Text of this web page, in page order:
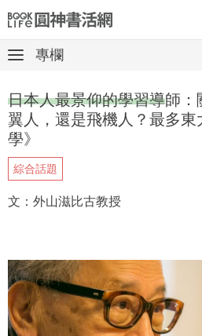
Netflix話題章魚小說！
專欄
日本人最景仰的學習導師
翼人，還是飛機人？最多東
學》
綜合話題
文：外山滋比古教授